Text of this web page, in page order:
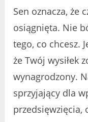
Sen oznacza, że
osiągnięta. Nie
tego, co chcesz.
że Twój wysiłek
wynagrodzony.
sprzyjający dla
przedsięwzięcia,